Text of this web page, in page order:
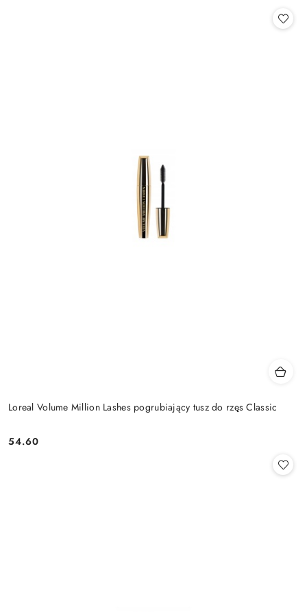
Loreal Volume Million Lashes pogrubiający tusz do rzęs Classic
Cena:
54.60